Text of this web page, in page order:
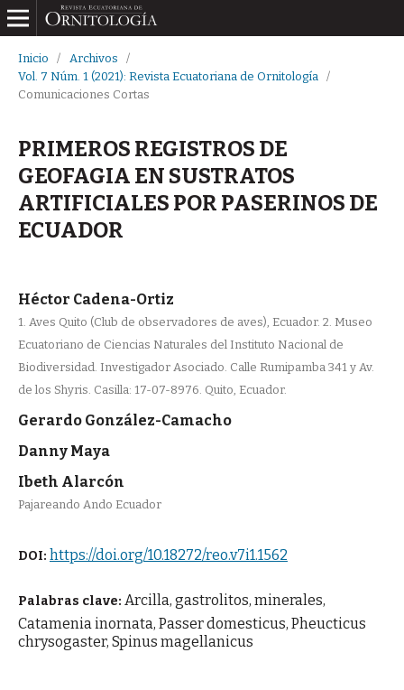
Inicio / Archivos
/
Vol. 7 Núm. 1 (2021): Revista Ecuatoriana de Ornitología
/
Comunicaciones Cortas
PRIMEROS REGISTROS DE
GEOFAGIA EN SUSTRATOS
ARTIFICIALES POR PASERINOS DE
ECUADOR
Héctor Cadena-Ortiz
1. Aves Quito (Club de observadores de aves), Ecuador. 2. Museo
Ecuatoriano de Ciencias Naturales del Instituto Nacional de
Biodiversidad. Investigador Asociado. Calle Rumipamba 341 y Av.
de los Shyris. Casilla: 17-07-8976. Quito, Ecuador.
Gerardo González-Camacho
Danny Maya
Ibeth Alarcón
Pajareando Ando Ecuador
DOI: https://doi.org/10.18272/reo.v7i1.1562
Palabras clave: Arcilla, gastrolitos, minerales,
Catamenia inornata, Passer domesticus, Pheucticus
chrysogaster, Spinus magellanicus